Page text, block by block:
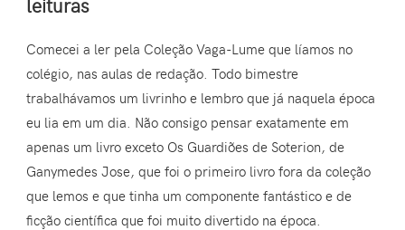
leituras
Comecei a ler pela Coleção Vaga-Lume que líamos no
colégio, nas aulas de redação. Todo bimestre
trabalhávamos um livrinho e lembro que já naquela época
eu lia em um dia. Não consigo pensar exatamente em
apenas um livro exceto Os Guardiões de Soterion, de
Ganymedes Jose, que foi o primeiro livro fora da coleção
que lemos e que tinha um componente fantástico e de
ficção científica que foi muito divertido na época.